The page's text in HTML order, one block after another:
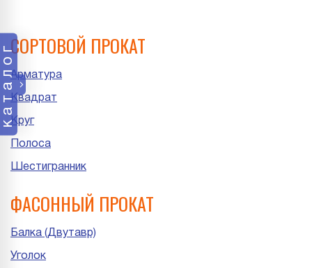
каталогСОРТОВОЙ ПРОКАТ
Арматура
Квадрат
Круг
Полоса
Шестигранник
ФАСОННЫЙ ПРОКАТ
Балка (Двутавр)
Уголок